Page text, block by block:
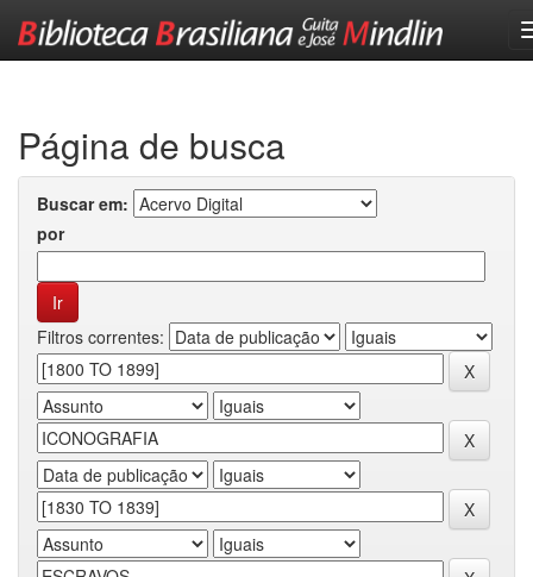
Página de busca
Buscar em:
por
Filtros correntes: